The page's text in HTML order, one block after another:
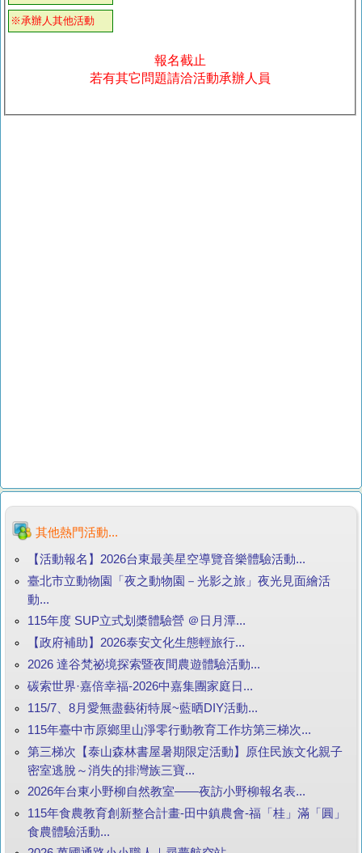
※承辦人其他活動
報名截止
若有其它問題請洽活動承辦人員
其他熱門活動...
【活動報名】2026台東最美星空導覽音樂體驗活動...
臺北市立動物園「夜之動物園－光影之旅」夜光見面繪活
動...
115年度 SUP立式划槳體驗營 ＠日月潭...
【政府補助】2026泰安文化生態輕旅行...
2026 達谷梵祕境探索暨夜間農遊體驗活動...
碳索世界·嘉倍幸福-2026中嘉集團家庭日...
115/7、8月愛無盡藝術特展~藍晒DIY活動...
115年臺中市原鄉里山淨零行動教育工作坊第三梯次...
第三梯次【泰山森林書屋暑期限定活動】原住民族文化親子
密室逃脫～消失的排灣族三寶...
2026年台東小野柳自然教室——夜訪小野柳報名表...
115年食農教育創新整合計畫-田中鎮農會-福「桂」滿「圓」
食農體驗活動...